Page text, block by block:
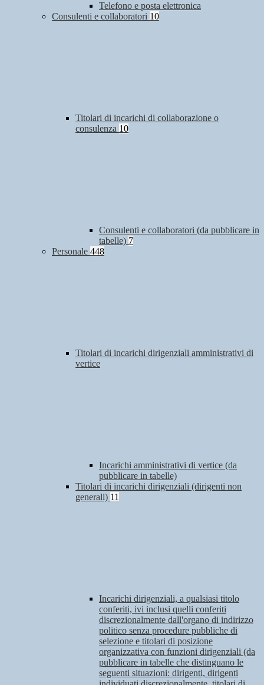
Telefono e posta elettronica
Consulenti e collaboratori 10
Titolari di incarichi di collaborazione o
consulenza 10
Consulenti e collaboratori (da pubblicare in
tabelle) 7
Personale 448
Titolari di incarichi dirigenziali amministrativi di
vertice
Incarichi amministrativi di vertice (da
pubblicare in tabelle)
Titolari di incarichi dirigenziali (dirigenti non
generali) 11
Incarichi dirigenziali, a qualsiasi titolo
conferiti, ivi inclusi quelli conferiti
discrezionalmente dall'organo di indirizzo
politico senza procedure pubbliche di
selezione e titolari di posizione
organizzativa con funzioni dirigenziali (da
pubblicare in tabelle che distinguano le
seguenti situazioni: dirigenti, dirigenti